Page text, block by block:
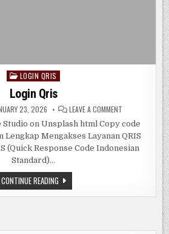
Posted
in
LOGIN QRIS
Login Qris
23, 2026 LEAVE A COMMENT
QRIS
on Unsplash html Copy code
Lengkap Mengakses Layanan QRIS
(Quick Response Code Indonesian
Standard)…
CONTINUE READINGLOGIN
QRIS